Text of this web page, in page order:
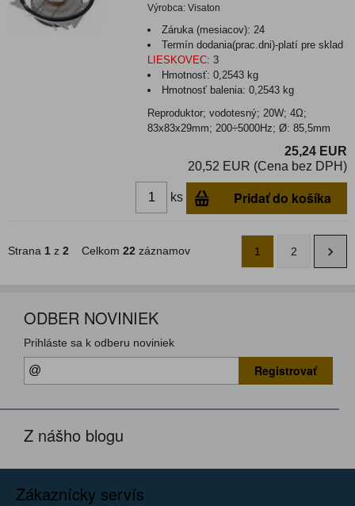
Výrobca: Visaton
Záruka (mesiacov): 24
Termín dodania(prac.dni)-platí pre sklad
LIESKOVEC: 3
Hmotnosť:0,2543 kg
Hmotnosť balenia:0,2543 kg
Reproduktor; vodotesný; 20W; 4Ω;
83x83x29mm; 200÷5000Hz; Ø: 85,5mm
25,24 EUR
20,52 EUR (Cena bez DPH)
ks Pridať do košíka
Strana 1 z 2 Celkom 22 záznamov 1 2
ODBER NOVINIEK
Prihláste sa k odberu noviniek
Registrovať
Z nášho blogu
Zákaznícky servís